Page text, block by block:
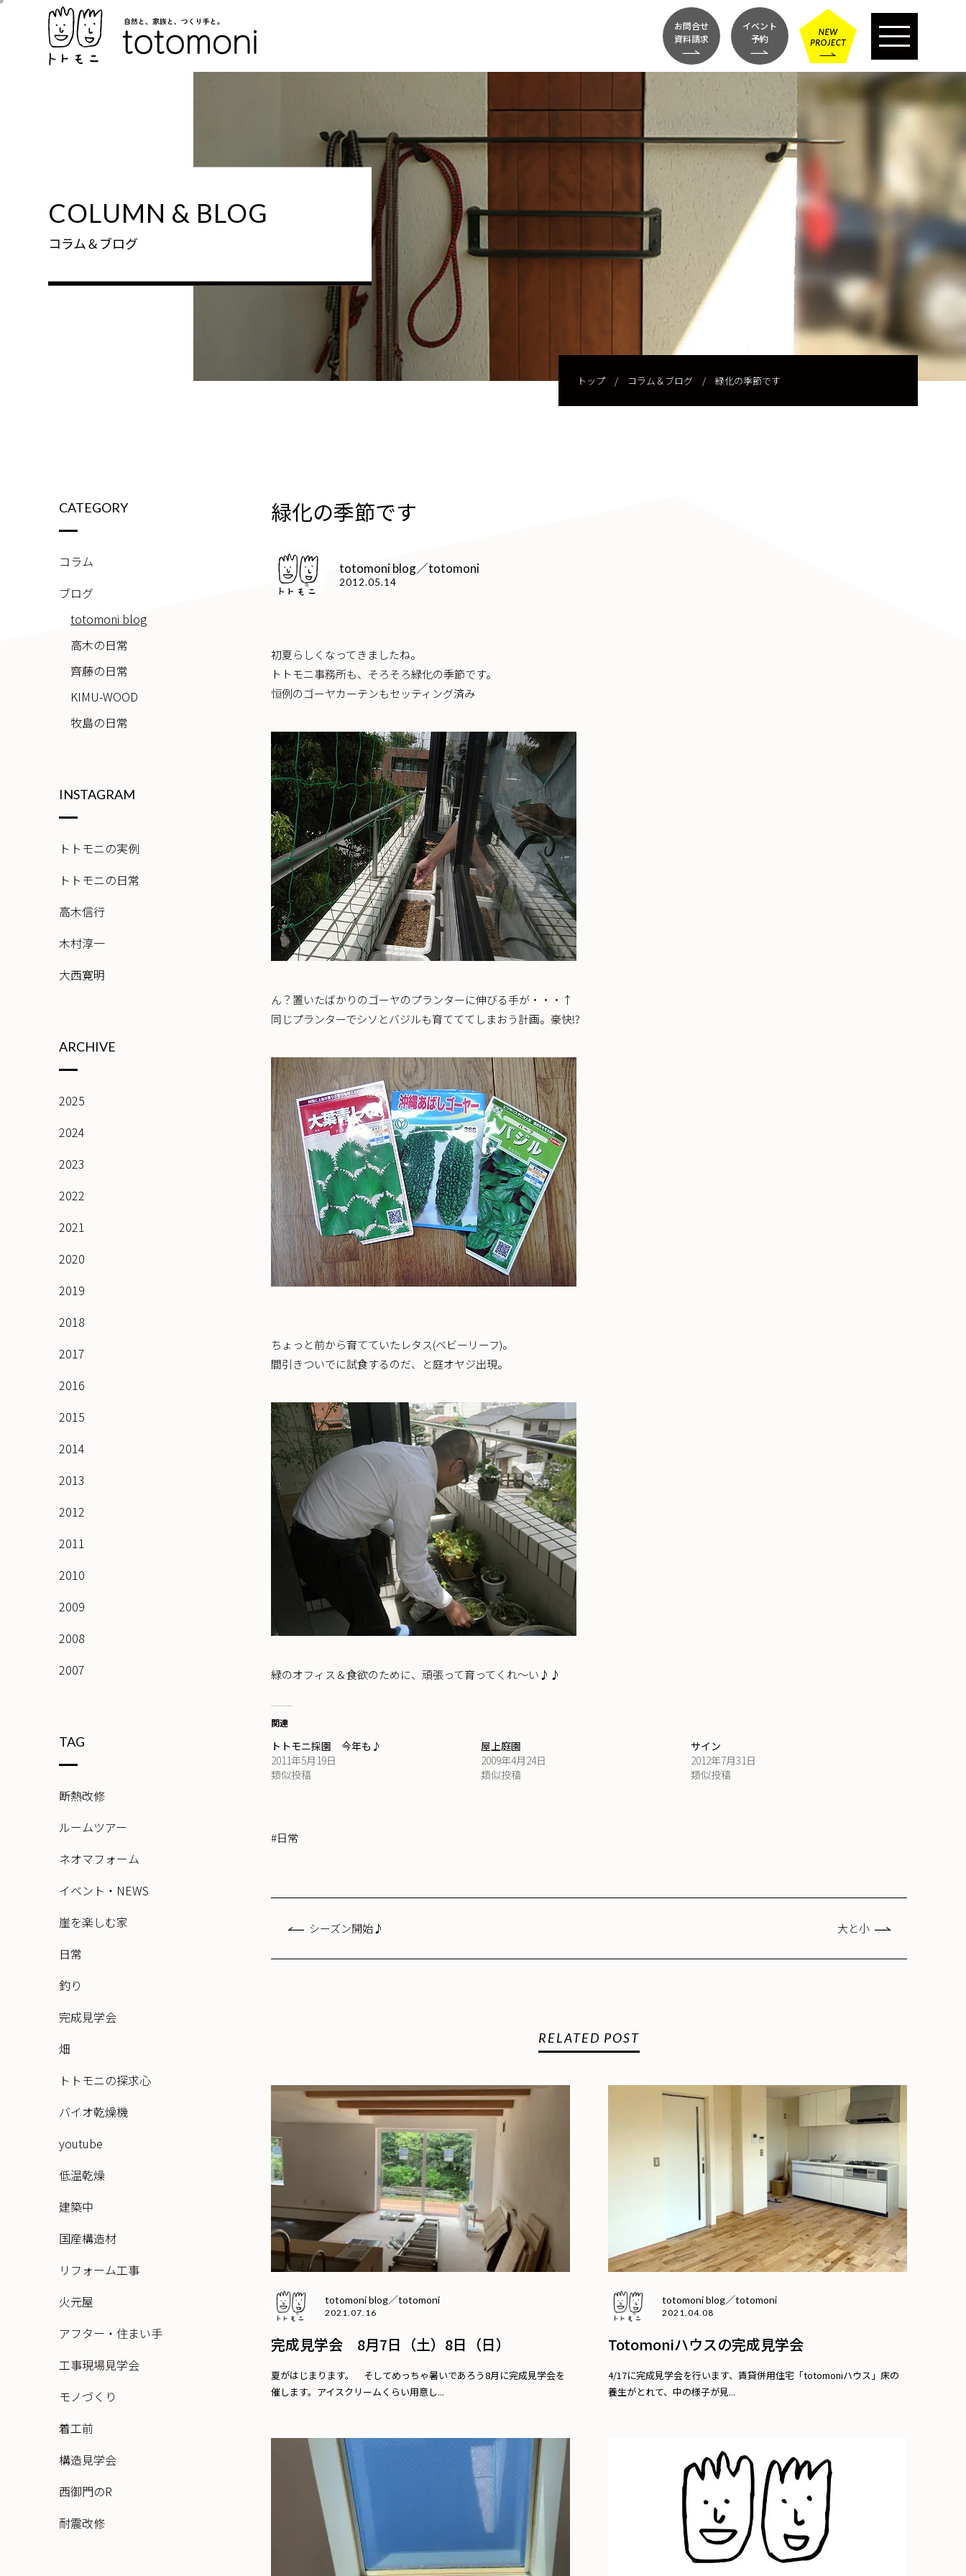
お問合せ
資料請求
イベント
予約
COLUMN & BLOG
コラム＆ブログ
トップ/ コラム＆ブログ / 緑化の季節です
緑化の季節です
totomoni blog／totomoni
2012.05.14
初夏らしくなってきましたね。
トトモニ事務所も、そろそろ緑化の季節です。
恒例のゴーヤカーテンもセッティング済み
ん？置いたばかりのゴーヤのプランターに伸びる手が・・・↑
同じプランターでシソとバジルも育てててしまおう計画。豪快!?
ちょっと前から育てていたレタス(ベビーリーフ)。
間引きついでに試食するのだ、と庭オヤジ出現。
緑のオフィス＆食欲のために、頑張って育ってくれ～い♪♪
関連
トトモニ採園 今年も♪
2011年5月19日
類似投稿
屋上庭園
2009年4月24日
類似投稿
サイン
2012年7月31日
類似投稿
#日常
シーズン開始♪ 大と小
RELATED POST
totomoni blog／totomoni
2021.07.16
完成見学会 8月7日（土）8日（日）
夏がはじまります。 そしてめっちゃ暑いであろう8月に完成見学会を
催します。アイスクリームくらい用意し...
totomoni blog／totomoni
2021.04.08
Totomoniハウスの完成見学会
4/17に完成見学会を行います、賃貸併用住宅「totomoniハウス」床の
養生がとれて、中の様子が見...
CATEGORY
コラム
ブログ
totomoni blog
高木の日常
齊藤の日常
KIMU-WOOD
牧島の日常
INSTAGRAM
トトモニの実例
トトモニの日常
高木信行
木村淳一
大西寛明
ARCHIVE
2025
2024
2023
2022
2021
2020
2019
2018
2017
2016
2015
2014
2013
2012
2011
2010
2009
2008
2007
TAG
断熱改修
ルームツアー
ネオマフォーム
イベント・NEWS
崖を楽しむ家
日常
釣り
完成見学会
畑
トトモニの探求心
バイオ乾燥機
youtube
低温乾燥
建築中
国産構造材
リフォーム工事
火元屋
アフター・住まい手
工事現場見学会
モノづくり
着工前
構造見学会
西御門のR
耐震改修